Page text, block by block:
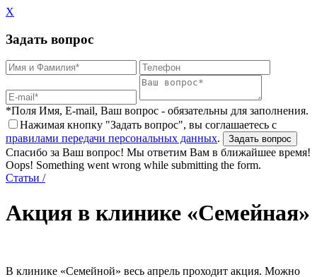
X
Задать вопрос
*Поля Имя, E-mail, Ваш вопрос - обязательны для заполнения.
Нажимая кнопку "Задать вопрос", вы соглашаетесь с
правилами передачи персональных данных.
Спасибо за Ваш вопрос! Мы ответим Вам в ближайшее время!
Oops! Something went wrong while submitting the form.
Статьи /
Акция в клинике «Семейная»
В клинике «Семейной» весь апрель проходит акция. Можно